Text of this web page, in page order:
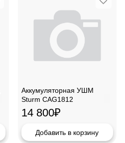
Аккумуляторная УШМ
Sturm CAG1812
14 800₽
Добавить в корзину